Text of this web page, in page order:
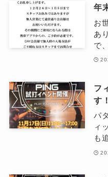
年
お
あ
で
フ
す！
パ
ィ
も